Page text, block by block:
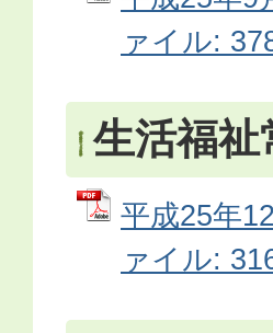
ァイル:
生活福祉
平成25年
ァイル: